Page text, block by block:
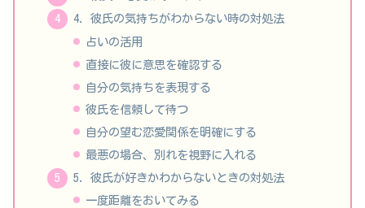
4. 彼氏の気持ちがわからない時の対処法
占いの活用
直接に彼に意思を確認する
自分の気持ちを表現する
彼氏を信頼して待つ
自分の望む恋愛関係を明確にする
最悪の場合、別れを視野に入れる
5. 彼氏が好きかわからないときの対処法
一度距離をおいてみる